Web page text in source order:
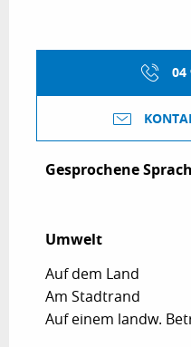
04
Gesprochene
Gesprochene
Umwelt
Umwelt
Auf dem Land
Am Stadtrand
Auf einem landw.